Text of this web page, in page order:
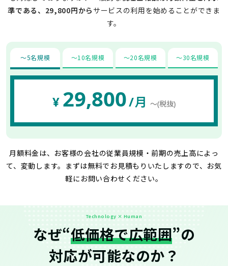
準である、29,800円から サービスの利用を始めることができま
す。
〜5名規模 〜10名規模 〜20名規模 〜30名規模
¥ 29,800/月 〜(税抜)
月額料金は、お客様の会社の従業員規模・前期の売上高によっ
て、変動します。 まずは無料でお見積もりいたしますので、お気
軽にお問い合わせください。
Technology × Human
なぜ“低価格で広範囲”の
対応が可能なのか？